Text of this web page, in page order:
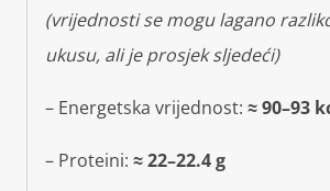
(vrijednosti se mogu lagano
ukusu, ali je prosjek sljedeći)
– Energetska vrijednost: ≈ 90–93
– Proteini: ≈ 22–22.4 g